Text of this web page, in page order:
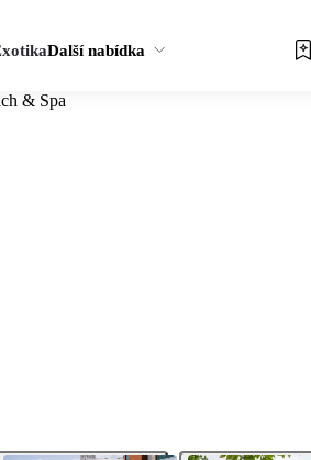
Další nabídka
& Spa